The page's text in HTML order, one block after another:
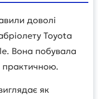
доволі
Toyota
Вона побувала
практичною.
як